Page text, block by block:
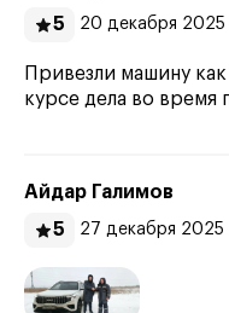
5
20 декабря 2025
Привезли машину
курсе дела во время
Айдар Галимов
5
27 декабря 2025